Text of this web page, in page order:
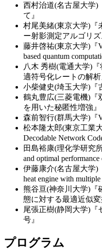
西村治道(名古屋大学)
て』
村尾美緒(東京大学)『
ー射影測定アルゴリズ
藤井啓祐(東京大学)『
based quantum
八木 秀樹(電通大学)『
適符号化レートの解析
小柴健史(埼玉大学)『
鶴丸豊広(三菱電機)『
を用いた秘匿性増強 』
森前智行(群馬大学)
松本隆太郎(東京工業
Decodable Network
田島裕康(理化学研究
and optimal performance
伊藤康介(名古屋大学)
heat engine with multiple
熊谷亘(神奈川大学)『
態に対する最適近似変
尾張正樹(静岡大学)『
号』
プログラム